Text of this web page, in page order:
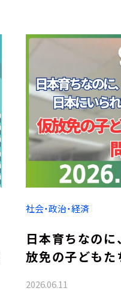
社会・政治・経済
日本育ちなのに
放免の子どもた
2026.06.11